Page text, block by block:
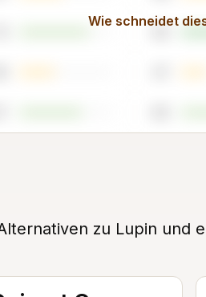
Wie schneidet
zu Lupin und